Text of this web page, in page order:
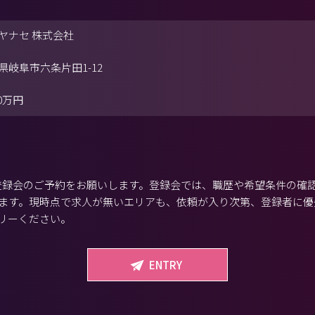
ナセ 株式会社
岐阜市六条片田1-12
円
会のご予約をお願いします。登録会では、職歴や希望条件の確
す。現時点で求人が無いエリアも、依頼が入り次第、登録者に
ください。
ENTRY